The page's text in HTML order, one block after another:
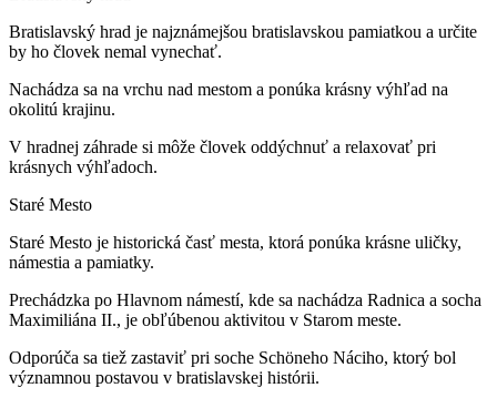
Bratislavský hrad je najznámejšou bratislavskou pamiatkou a určite
by ho človek nemal vynechať.
Nachádza sa na vrchu nad mestom a ponúka krásny výhľad na
okolitú krajinu.
V hradnej záhrade si môže človek oddýchnuť a relaxovať pri
krásnych výhľadoch.
Staré Mesto
Staré Mesto je historická časť mesta, ktorá ponúka krásne uličky,
námestia a pamiatky.
Prechádzka po Hlavnom námestí, kde sa nachádza Radnica a socha
Maximiliána II., je obľúbenou aktivitou v Starom meste.
Odporúča sa tiež zastaviť pri soche Schöneho Náciho, ktorý bol
významnou postavou v bratislavskej histórii.